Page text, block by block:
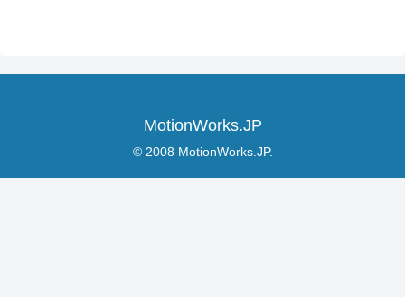
MotionWorks.JP
© 2008 MotionWorks.JP.